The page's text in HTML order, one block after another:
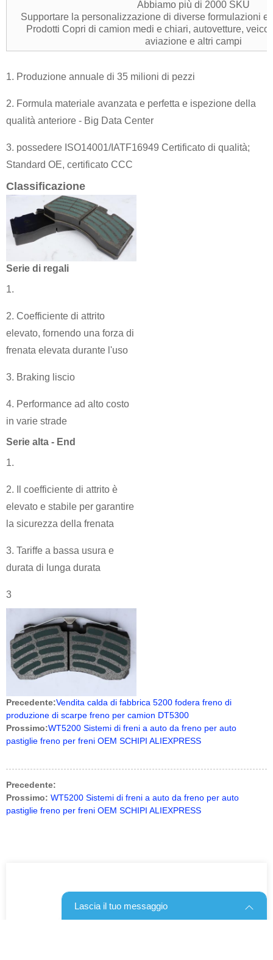
Abbiamo più di 2000 SKU
Supportare la personalizzazione di diverse formulazioni e
Prodotti Copri di camion medi e chiari, autovetture,
aviazione e altri campi
1. Produzione annuale di 35 milioni di pezzi
2. Formula materiale avanzata e perfetta e ispezione della
qualità anteriore - Big Data Center
3. possedere ISO14001/IATF16949 Certificato di qualità;
Standard OE, certificato CCC
Classificazione
Serie di regali
1.
2. Coefficiente di attrito
elevato, fornendo una forza di
frenata elevata durante l'uso
3. Braking liscio
4. Performance ad alto costo
in varie strade
Serie alta - End
1.
2. Il coefficiente di attrito è
elevato e stabile per garantire
la sicurezza della frenata
3. Tariffe a bassa usura e
durata di lunga durata
3
Precedente:Vendita calda di fabbrica 5200 fodera freno di
produzione di scarpe freno per camion DT5300
Prossimo:WT5200 Sistemi di freni a auto da freno per auto
pastiglie freno per freni OEM SCHIPI ALIEXPRESS
Precedente:
Prossimo: WT5200 Sistemi di freni a auto da freno per auto
pastiglie freno per freni OEM SCHIPI ALIEXPRESS
Lascia il tuo messaggio